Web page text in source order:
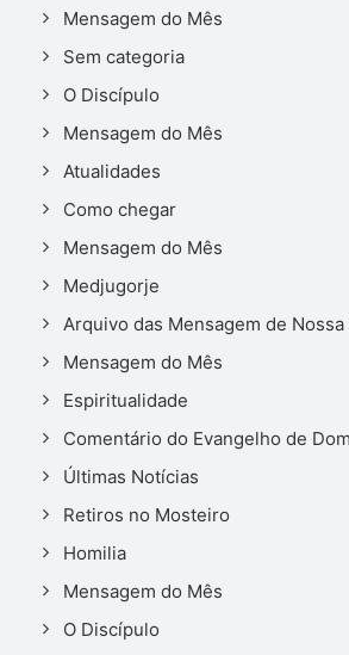
Mensagem do Mês
Sem categoria
O Discípulo
Mensagem do Mês
Atualidades
Como chegar
Mensagem do Mês
Medjugorje
Arquivo das Mensagem de
Mensagem do Mês
Espiritualidade
Comentário do Evangelho de
Últimas Notícias
Retiros no Mosteiro
Homilia
Mensagem do Mês
O Discípulo